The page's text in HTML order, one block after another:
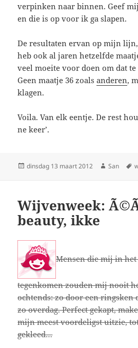
verpinken naar binnen. Geef
en die is op voor ik ga slapen.
De resultaten ervan op mijn
heb ook al jaren hetzelfde
veel moeite voor doen om dat
Geen maatje 36 zoalsanderen,
klagen.
Voila. Van elk eentje. De rest
ne keer’.
Geplaatst
dinsdag 13 maart 2012 Auteur
San
Wijvenweek:
beauty, ikke
Mensen die mij in
tegenkomen zouden mij nooit
ochtends: zo door een ringsken
zo overdag. Perfect gekapt,
mijn meest voordeligst uitzie,
gekleed…